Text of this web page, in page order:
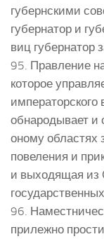
губернскими
губернатор и
виц губернатор
95. Правление
которое
обнародывает и
оному областях
повеления и
и выходящая из
96.
прилежно